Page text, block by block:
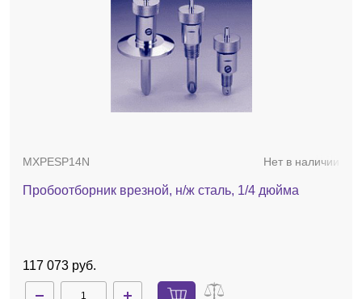
MXPESP14N Нет в наличии
Пробоотборник врезной, н/ж сталь, 1/4 дюйма
117 073 руб.